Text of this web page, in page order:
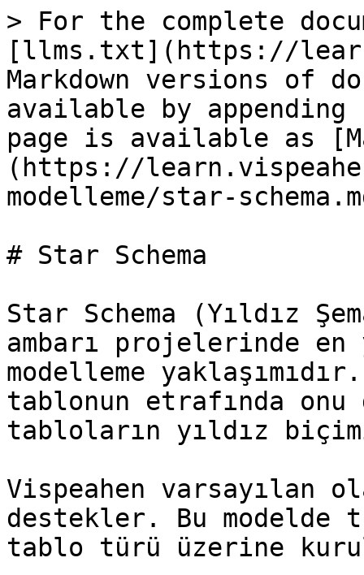
> For the complete
[llms.txt](https://
Markdown versions of
available by
page is available as
(https://
modelleme/star-
# Star Schema
Star Schema (Yıldız
ambarı projelerinde
modelleme
tablonun etrafında onu
tabloların yıldız
Vispeahen varsayılan
destekler. Bu
tablo türü üzerine